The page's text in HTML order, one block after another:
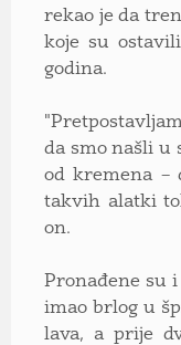
rekao je da
koje su
godina.
da smo našli u
od kremena –
takvih alatki
on.
Pronađene su
imao brlog u
lava, a prije